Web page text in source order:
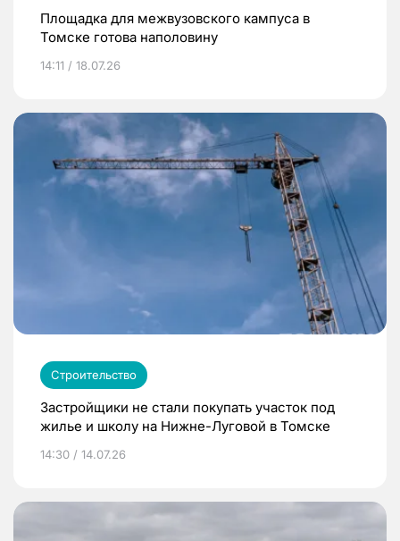
Площадка для межвузовского кампуса в
Томске готова наполовину
14:11 / 18.07.26
Строительство
Застройщики не стали покупать участок под
жилье и школу на Нижне-Луговой в Томске
14:30 / 14.07.26